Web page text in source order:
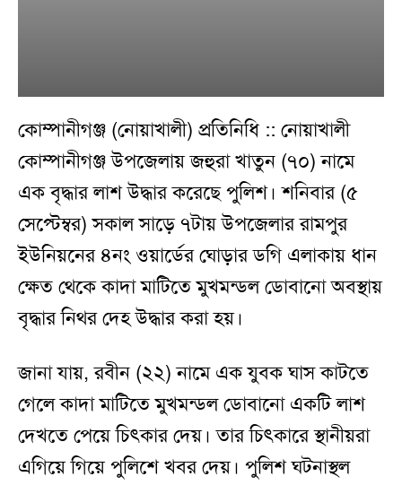
কোম্পানীগঞ্জ (নোয়াখালী) প্রতিনিধি :: নোয়াখালী
কোম্পানীগঞ্জ উপজেলায় জহুরা খাতুন (৭০) নামে
এক বৃদ্ধার লাশ উদ্ধার করেছে পুলিশ। শনিবার (৫
সেপ্টেম্বর) সকাল সাড়ে ৭টায় উপজেলার রামপুর
ইউনিয়নের ৪নং ওয়ার্ডের ঘোড়ার ডগি এলাকায় ধান
ক্ষেত থেকে কাদা মাটিতে মুখমন্ডল ডোবানো অবস্থায়
বৃদ্ধার নিথর দেহ উদ্ধার করা হয়।
জানা যায়, রবীন (২২) নামে এক যুবক ঘাস কাটতে
গেলে কাদা মাটিতে মুখমন্ডল ডোবানো একটি লাশ
দেখতে পেয়ে চিৎকার দেয়। তার চিৎকারে স্থানীয়রা
এগিয়ে গিয়ে পুলিশে খবর দেয়। পুলিশ ঘটনাস্থল